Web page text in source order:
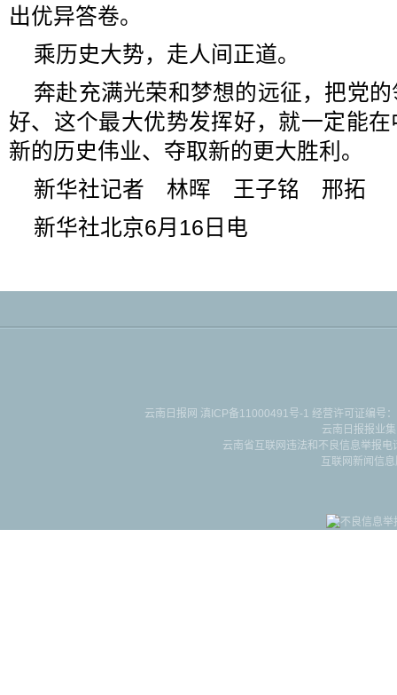
出优异答卷。
乘历史大势，走人间正道。
奔赴充满光荣和梦想的远征，把党
好、这个最大优势发挥好，就一定能
新的历史伟业、夺取新的更大胜利。
新华社记者 林晖 王子铭 邢拓
新华社北京6月16日电
云南日报网 滇ICP备11000491号-1 经营许可证编号
云南日报报业
云南省互联网违法和不良信息举报
互联网新闻信